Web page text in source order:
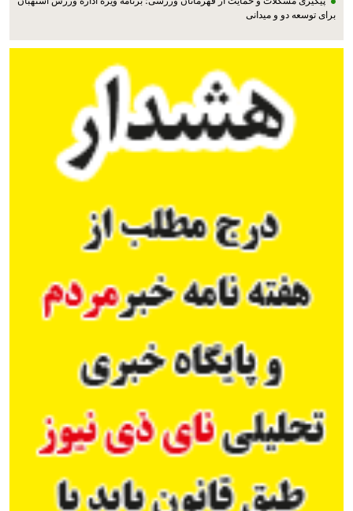
برای توسعه دو و میدانی